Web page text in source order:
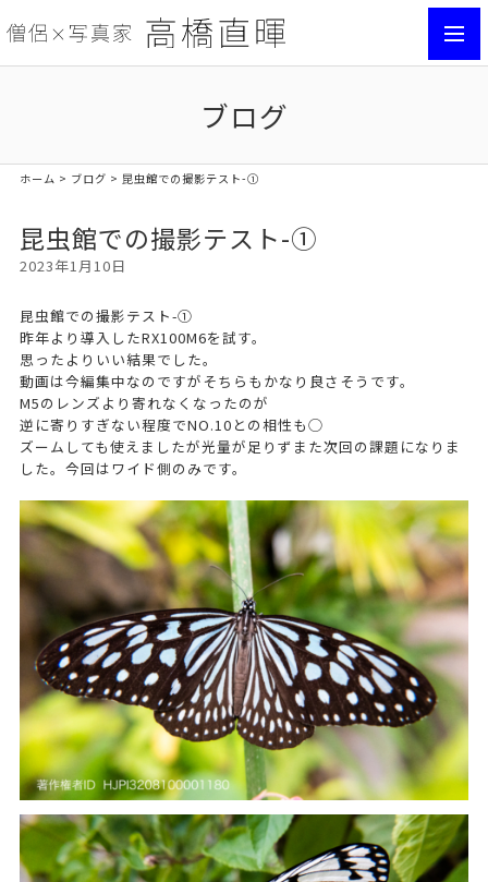
ブログ
ホーム > ブログ > 昆虫館での撮影テスト-①
昆虫館での撮影テスト-①
2023年1月10日
昆虫館での撮影テスト-①
昨年より導入したRX100M6を試す。
思ったよりいい結果でした。
動画は今編集中なのですがそちらもかなり良さそうです。
M5のレンズより寄れなくなったのが
逆に寄りすぎない程度でNO.10との相性も◯
ズームしても使えましたが光量が足りずまた次回の課題になりま
した。今回はワイド側のみです。